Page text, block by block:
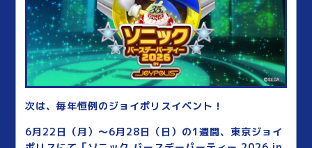
次は、毎年恒例のジョイポリスイベント！
6月22日（月）～6月28日（日）の1週間、東京ジョイ